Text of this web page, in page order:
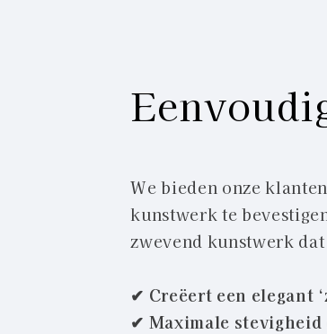
We bieden onze
kunstwerk te
zwevend kunstwerk
✔ Creëert een elegant
✔ Maximale